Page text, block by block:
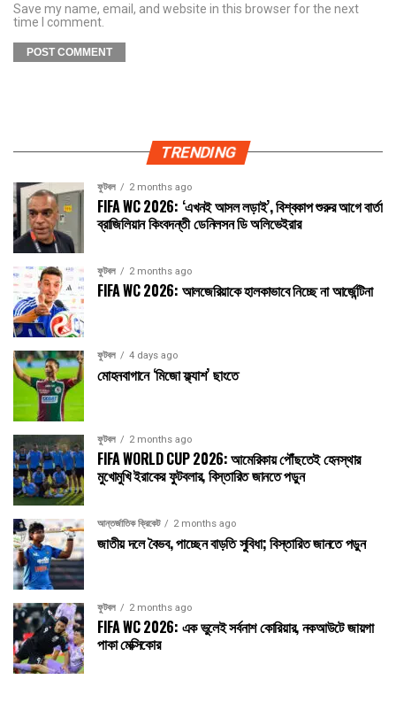
Save my name, email, and website in this browser for the next
time I comment.
TRENDING
ফুটবল 2 months ago
FIFA WC 2026: ‘এখনই আসল লড়াই’, বিশ্বকাপ শুরুর আগে বার্তা
ব্রাজিলিয়ান কিংবদন্তী ডেনিলসন ডি অলিভেইরার
ফুটবল 2 months ago
FIFA WC 2026: আলজেরিয়াকে হালকাভাবে নিচ্ছে না আর্জেন্টিনা
ফুটবল 4 days ago
মোহনবাগানে ‘মিজো ফ্ল্যাশ’ ছাংতে
ফুটবল 2 months ago
FIFA WORLD CUP 2026: আমেরিকায় পৌঁছতেই হেনস্থার
মুখোমুখি ইরাকের ফুটবলার, বিস্তারিত জানতে পড়ুন
আন্তর্জাতিক ক্রিকেট 2 months ago
জাতীয় দলে বৈভব, পাচ্ছেন বাড়তি সুবিধা; বিস্তারিত জানতে পড়ুন
ফুটবল 2 months ago
FIFA WC 2026: এক ভুলেই সর্বনাশ কোরিয়ার, নকআউটে জায়গা
পাকা মেক্সিকোর